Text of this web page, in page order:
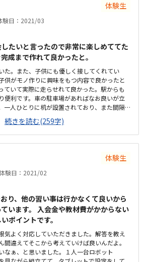
り、自分でカスタマイズ出来るのが楽しかっ
体験生
験日：2021/03
たいと言ったので非常に楽しめててた
成まで作れて良かったと。
た。また、子供にも優しく接してくれてい
供がモノ作りに興味をもつ内容で良かったと
ていて実際に走らせれて良かった。駅からも
便利です。車の駐車場があればなお良いが立
一人ひとりに机が設置されており、また間隔
ので良いと思った。他の習い事も同額かかっ
うが、週4回でも良いかなとは思った。子供が
ったと。既存のものを更に自分でアレンジで
続きを読む(259字)
体験生
験日：2021/02
り、他の習い事は行かなくて良いから
います。 入会金や教材費がかからない
ポイントです。
気よく対応していただきました。解答を教え
間違えてそこから考えていけば良いんだよ。
なぁ、と思いました。１人一台ロボット